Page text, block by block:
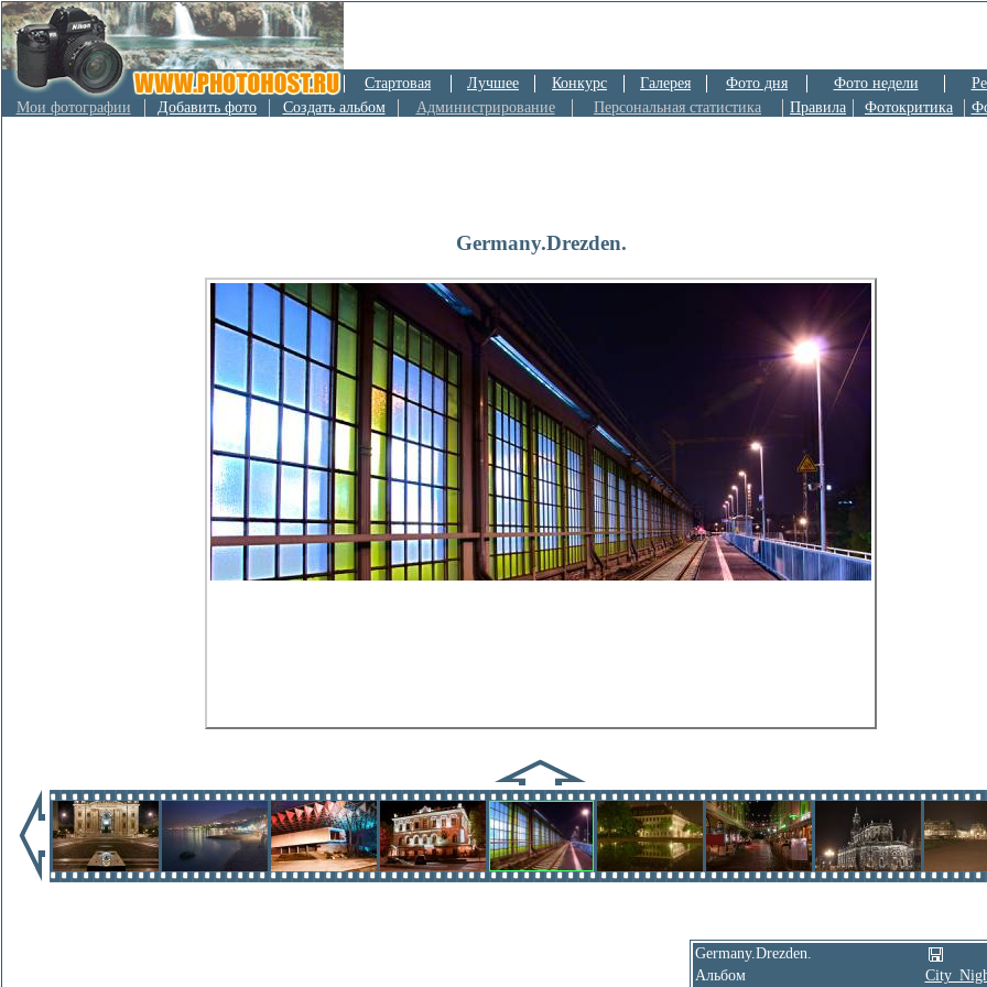
Стартовая Лучшее Конкурс Галерея Фото дня Фото недели
Мои фотографии
Добавить фото Создать альбом Администрирование Персональная статистика Правила Фотокритика
Germany.Drezden.
Germany.Drezden.
Альбом